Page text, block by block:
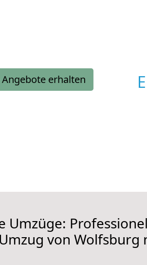
erhalten
Umzüge:
von Wolfsburg